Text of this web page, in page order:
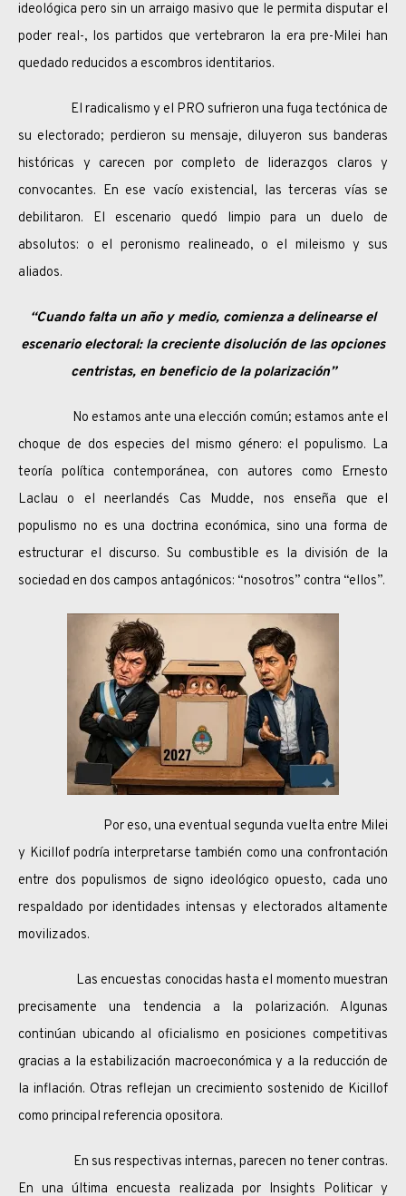
ideológica pero sin un arraigo masivo que le permita disputar el
poder real-, los partidos que vertebraron la era pre-Milei han
quedado reducidos a escombros identitarios.
El radicalismo y el PRO sufrieron una fuga tectónica de
su electorado; perdieron su mensaje, diluyeron sus banderas
históricas y carecen por completo de liderazgos claros y
convocantes. En ese vacío existencial, las terceras vías se
debilitaron. El escenario quedó limpio para un duelo de
absolutos: o el peronismo realineado, o el mileismo y sus
aliados.
“Cuando falta un año y medio, comienza a delinearse el
escenario electoral: la creciente disolución de las opciones
centristas, en beneficio de la polarización”
No estamos ante una elección común; estamos ante el
choque de dos especies del mismo género: el populismo. La
teoría política contemporánea, con autores como Ernesto
Laclau o el neerlandés Cas Mudde, nos enseña que el
populismo no es una doctrina económica, sino una forma de
estructurar el discurso. Su combustible es la división de la
sociedad en dos campos antagónicos: “nosotros” contra “ellos”.
Por eso, una eventual segunda vuelta entre Milei
y Kicillof podría interpretarse también como una confrontación
entre dos populismos de signo ideológico opuesto, cada uno
respaldado por identidades intensas y electorados altamente
movilizados.
Las encuestas conocidas hasta el momento muestran
precisamente una tendencia a la polarización. Algunas
continúan ubicando al oficialismo en posiciones competitivas
gracias a la estabilización macroeconómica y a la reducción de
la inflación. Otras reflejan un crecimiento sostenido de Kicillof
como principal referencia opositora.
En sus respectivas internas, parecen no tener contras.
En una última encuesta realizada por Insights Politicar y